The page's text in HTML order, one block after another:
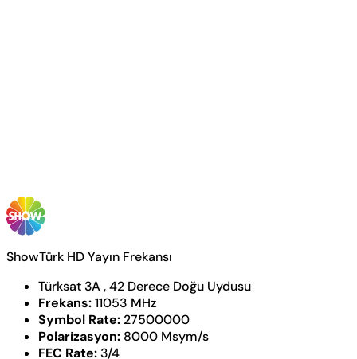
ShowTürk HD Yayın Frekansı
Türksat 3A , 42 Derece Doğu Uydusu
Frekans:11053 MHz
Symbol Rate: 27500000
Polarizasyon: 8000 Msym/s
FEC Rate: 3/4